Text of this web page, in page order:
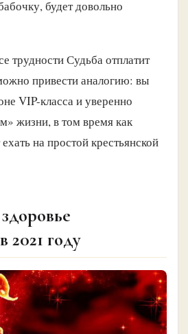
будет довольно
трудности Судьба отплатит
привести аналогию: вы
VIP-класса и уверенно
жизни, в том время как
на простой крестьянской
2021 году